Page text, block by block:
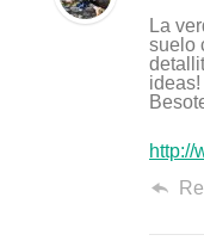
La
suelo
ideas!
http://